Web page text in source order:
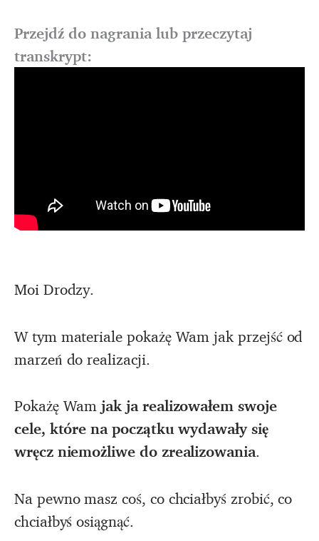
Przejdź do nagrania lub przeczytaj
transkrypt:
Moi Drodzy.
W tym materiale pokażę Wam jak przejść od
marzeń do realizacji.
Pokażę Wamjak ja realizowałem swoje
cele, które na początku wydawały się
wręcz niemożliwe do zrealizowania.
Na pewno masz coś, co chciałbyś zrobić, co
chciałbyś osiągnąć.